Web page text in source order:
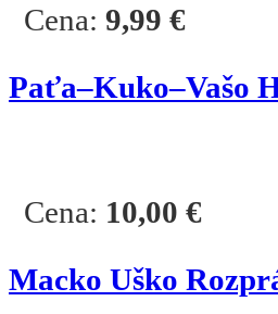
Cena: 9,99 €
Paťa–Kuko–Vašo
Cena: 10,00 €
Macko Uško